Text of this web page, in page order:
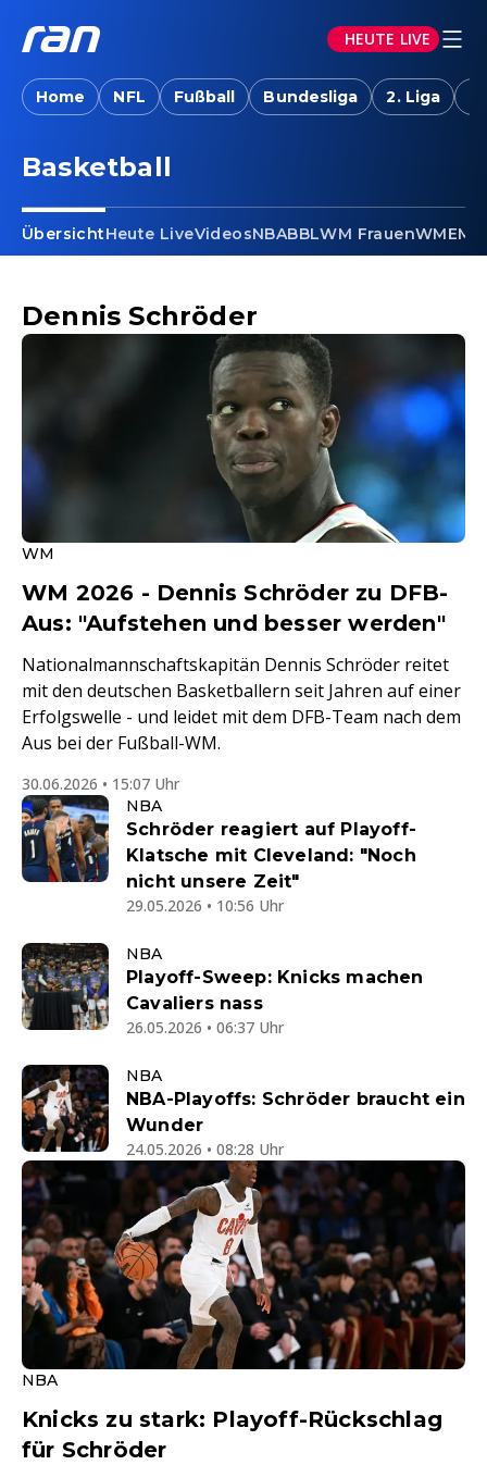
HEUTE LIVE
Home NFL Fußball Bundesliga 2. Liga
Basketball - Dennis Schröder
Basketball
ÜbersichtHeute LiveVideosNBABBLWM FrauenWMEM
Dennis Schröder
WM
WM 2026 - Dennis Schröder zu DFB-
Aus: "Aufstehen und besser werden"
Nationalmannschaftskapitän Dennis Schröder reitet
mit den deutschen Basketballern seit Jahren auf einer
Erfolgswelle - und leidet mit dem DFB-Team nach dem
Aus bei der Fußball-WM.
30.06.2026 • 15:07 Uhr
NBA
Schröder reagiert auf Playoff-
Klatsche mit Cleveland: "Noch
nicht unsere Zeit"
29.05.2026 • 10:56 Uhr
NBA
Playoff-Sweep: Knicks machen
Cavaliers nass
26.05.2026 • 06:37 Uhr
NBA
NBA-Playoffs: Schröder braucht ein
Wunder
24.05.2026 • 08:28 Uhr
NBA
Knicks zu stark: Playoff-Rückschlag
für Schröder